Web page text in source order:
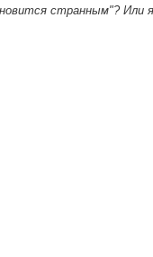
странным"? Или